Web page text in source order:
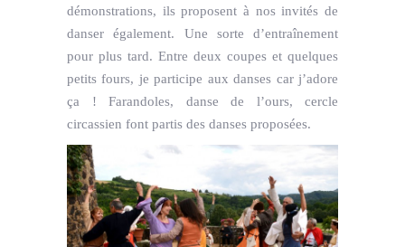
démonstrations, ils proposent à nos invités de
danser également. Une sorte d’entraînement
pour plus tard. Entre deux coupes et quelques
petits fours, je participe aux danses car j’adore
ça ! Farandoles, danse de l’ours, cercle
circassien font partis des danses proposées.